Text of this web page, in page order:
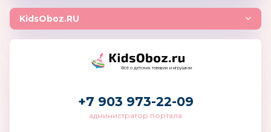
KidsOboz.RU
Всё о детских товарах и игрушках
+7 903 973-22-09
администратор портала